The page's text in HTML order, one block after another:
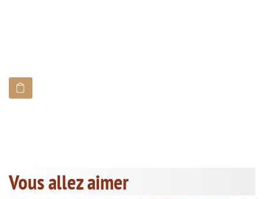
Vous allez aimer